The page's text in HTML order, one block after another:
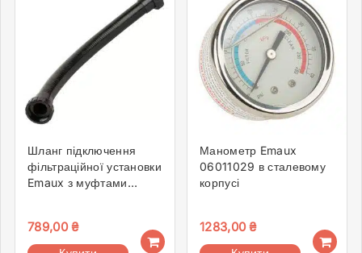
Шланг підключення
фільтраційної установки
Emaux з муфтами
789,00₴
Манометр Emaux
06011029 в сталевому
корпусі
1283,00₴